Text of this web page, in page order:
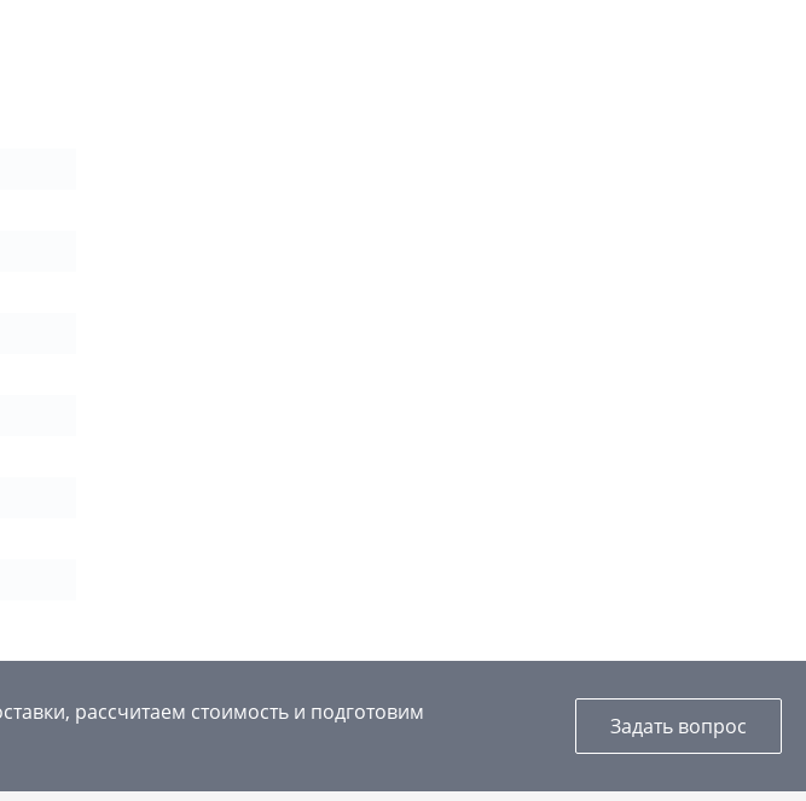
рассчитаем стоимость и подготовим
Задать вопрос